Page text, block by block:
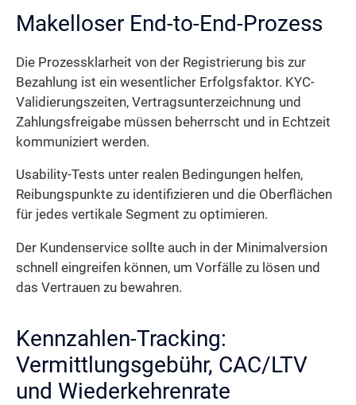
Makelloser End-to-End-Prozess
Die Prozessklarheit von der Registrierung bis zur
Bezahlung ist ein wesentlicher Erfolgsfaktor. KYC-
Validierungszeiten, Vertragsunterzeichnung und
Zahlungsfreigabe müssen beherrscht und in Echtzeit
kommuniziert werden.
Usability-Tests unter realen Bedingungen helfen,
Reibungspunkte zu identifizieren und die Oberflächen
für jedes vertikale Segment zu optimieren.
Der Kundenservice sollte auch in der Minimalversion
schnell eingreifen können, um Vorfälle zu lösen und
das Vertrauen zu bewahren.
Kennzahlen-Tracking:
Vermittlungsgebühr, CAC/LTV
und Wiederkehrenrate